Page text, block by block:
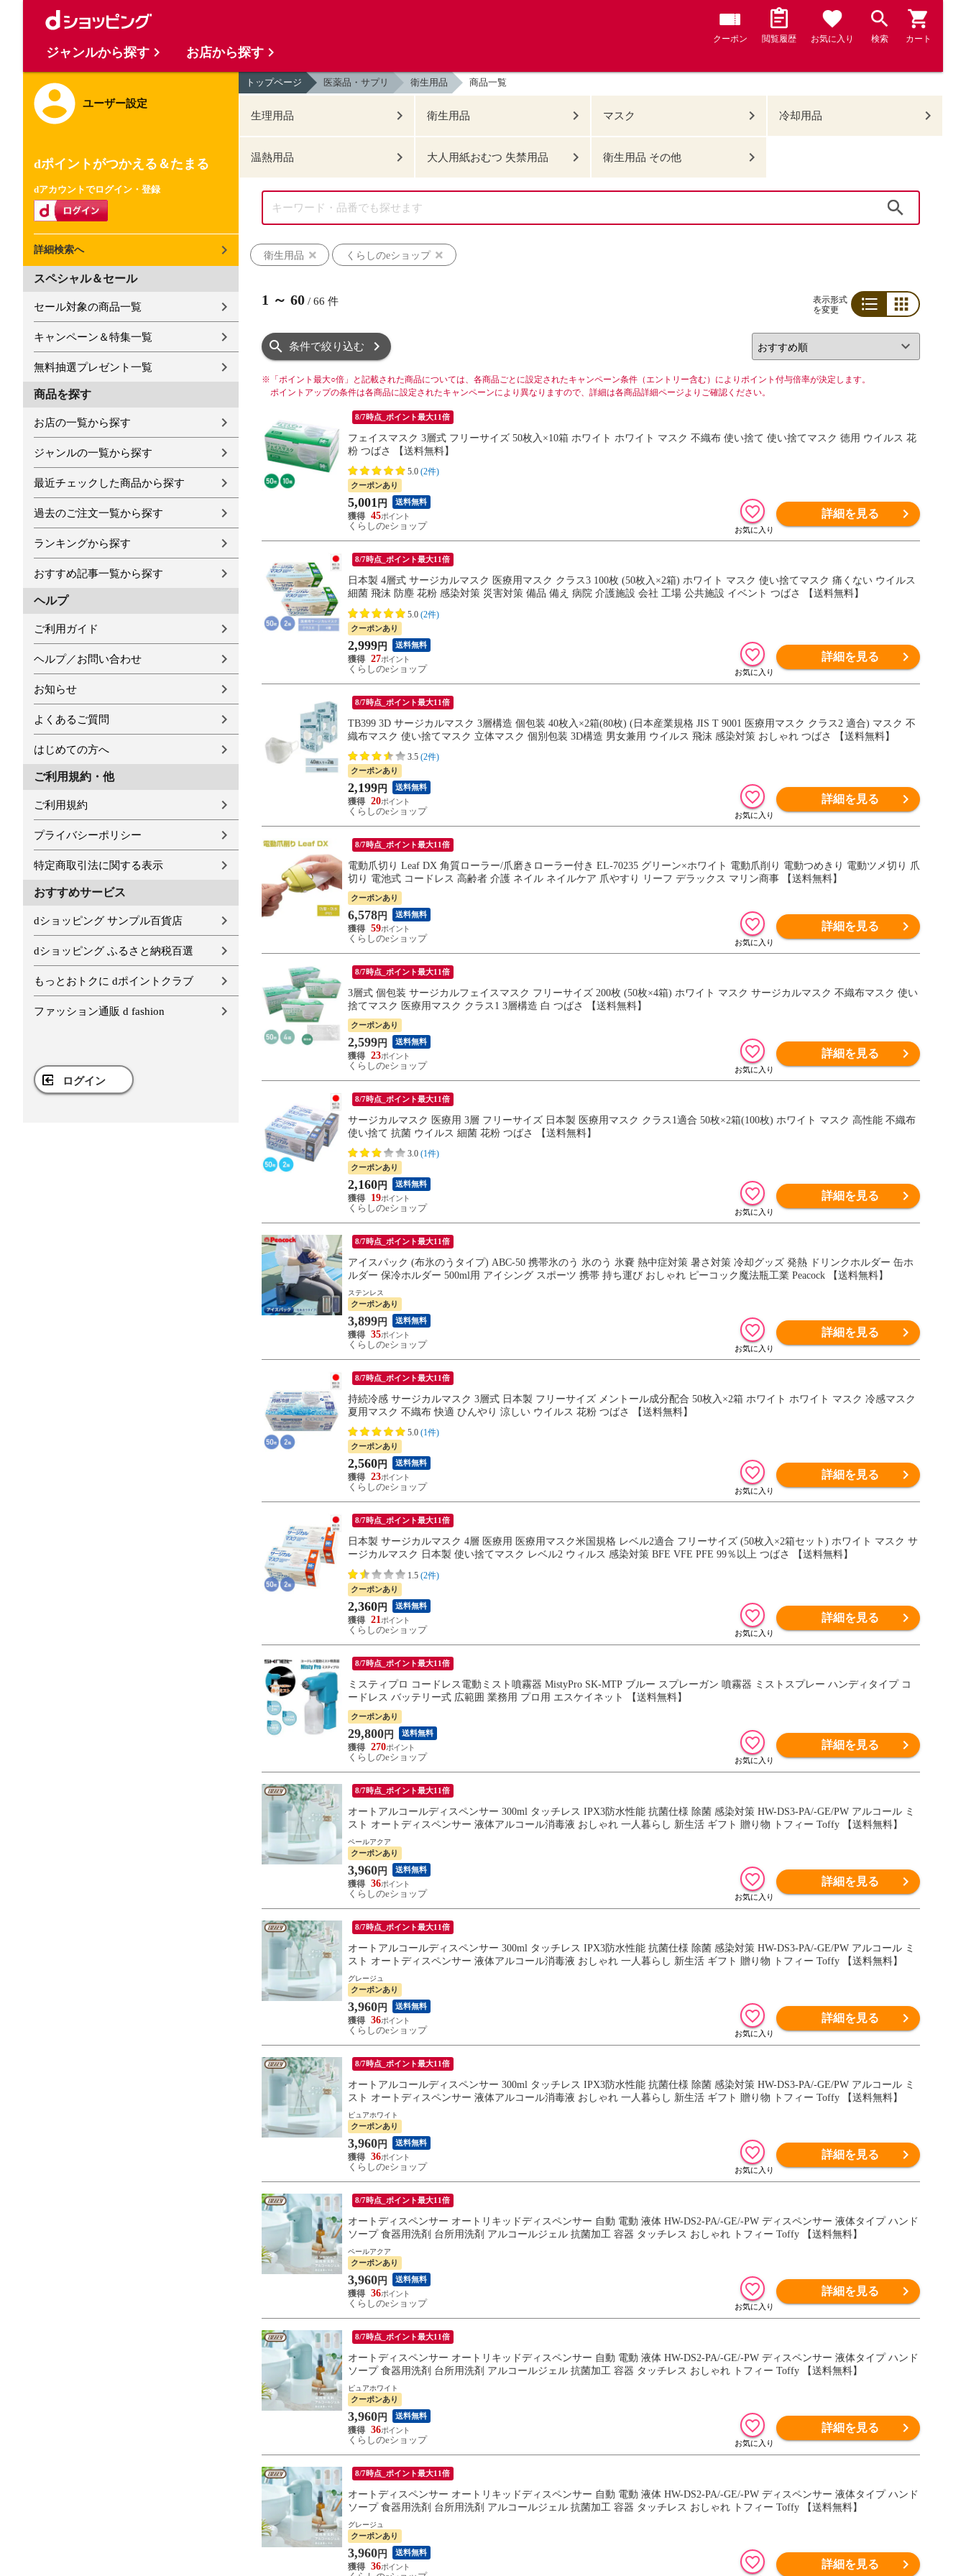
クーポン 閲覧履歴 お気に入り 検索 カート
ユーザー設定
dポイントがつかえる＆たまる
dアカウントでログイン・登録
詳細検索へ
スペシャル＆セール
セール対象の商品一覧
キャンペーン＆特集一覧
無料抽選プレゼント一覧
商品を探す
お店の一覧から探す
ジャンルの一覧から探す
最近チェックした商品から探す
過去のご注文一覧から探す
ランキングから探す
おすすめ記事一覧から探す
ヘルプ
ご利用ガイド
ヘルプ／お問い合わせ
お知らせ
よくあるご質問
はじめての方へ
ご利用規約・他
ご利用規約
プライバシーポリシー
特定商取引法に関する表示
おすすめサービス
dショッピング サンプル百貨店
dショッピング ふるさと納税百選
もっとおトクに dポイントクラブ
ファッション通販 d fashion
ログイン
トップページ 医薬品・サプリ 衛生用品 商品一覧
生理用品 衛生用品 マスク 冷却用品
温熱用品 大人用紙おむつ 失禁用品 衛生用品 その他
衛生用品 くらしのeショップ
1 ～ 60 / 66 件
表示形式
を変更
条件で絞り込む
※ 「ポイント最大○倍」と記載された商品については、各商品ごとに設定されたキャンペーン条件（エントリー含む）によりポイント付与倍率が決定します。
ポイントアップの条件は各商品に設定されたキャンペーンにより異なりますので、詳細は各商品詳細ページよりご確認ください。
8/7時点_ポイント最大11倍
フェイスマスク 3層式 フリーサイズ 50枚入×10箱 ホワイト ホワイト マスク 不織布 使い捨て 使い捨てマスク 徳用 ウイルス 花
粉 つばさ 【送料無料】
5.0 (2件)
クーポンあり
5,001 円 送料無料
45
くらしのeショップ
詳細を見る
8/7時点_ポイント最大11倍
日本製 4層式 サージカルマスク 医療用マスク クラス3 100枚 (50枚入×2箱) ホワイト マスク 使い捨てマスク 痛くない ウイルス
細菌 飛沫 防塵 花粉 感染対策 災害対策 備品 備え 病院 介護施設 会社 工場 公共施設 イベント つばさ 【送料無料】
5.0 (2件)
クーポンあり
2,999 円 送料無料
27
くらしのeショップ
詳細を見る
8/7時点_ポイント最大11倍
TB399 3D サージカルマスク 3層構造 個包装 40枚入×2箱(80枚) (日本産業規格 JIS T 9001 医療用マスク クラス2 適合) マスク 不
織布マスク 使い捨てマスク 立体マスク 個別包装 3D構造 男女兼用 ウイルス 飛沫 感染対策 おしゃれ つばさ 【送料無料】
3.5 (2件)
クーポンあり
2,199 円 送料無料
20
くらしのeショップ
詳細を見る
8/7時点_ポイント最大11倍
電動爪切り Leaf DX 角質ローラー/爪磨きローラー付き EL-70235 グリーン×ホワイト 電動爪削り 電動つめきり 電動ツメ切り 爪
切り 電池式 コードレス 高齢者 介護 ネイル ネイルケア 爪やすり リーフ デラックス マリン商事 【送料無料】
クーポンあり
6,578 円 送料無料
59
くらしのeショップ
詳細を見る
8/7時点_ポイント最大11倍
3層式 個包装 サージカルフェイスマスク フリーサイズ 200枚 (50枚×4箱) ホワイト マスク サージカルマスク 不織布マスク 使い
捨てマスク 医療用マスク クラス1 3層構造 白 つばさ 【送料無料】
クーポンあり
2,599 円 送料無料
23
くらしのeショップ
詳細を見る
8/7時点_ポイント最大11倍
サージカルマスク 医療用 3層 フリーサイズ 日本製 医療用マスク クラス1適合 50枚×2箱(100枚) ホワイト マスク 高性能 不織布
使い捨て 抗菌 ウイルス 細菌 花粉 つばさ 【送料無料】
3.0 (1件)
クーポンあり
2,160 円 送料無料
19
くらしのeショップ
詳細を見る
8/7時点_ポイント最大11倍
アイスパック (布氷のうタイプ) ABC-50 携帯氷のう 氷のう 氷嚢 熱中症対策 暑さ対策 冷却グッズ 発熱 ドリンクホルダー 缶ホ
ルダー 保冷ホルダー 500ml用 アイシング スポーツ 携帯 持ち運び おしゃれ ピーコック魔法瓶工業 Peacock 【送料無料】
ステンレス
クーポンあり
3,899 円 送料無料
35
くらしのeショップ
詳細を見る
8/7時点_ポイント最大11倍
持続冷感 サージカルマスク 3層式 日本製 フリーサイズ メントール成分配合 50枚入×2箱 ホワイト ホワイト マスク 冷感マスク
夏用マスク 不織布 快適 ひんやり 涼しい ウイルス 花粉 つばさ 【送料無料】
5.0 (1件)
クーポンあり
2,560 円 送料無料
23
くらしのeショップ
詳細を見る
8/7時点_ポイント最大11倍
日本製 サージカルマスク 4層 医療用 医療用マスク米国規格 レベル2適合 フリーサイズ (50枚入×2箱セット) ホワイト マスク サ
ージカルマスク 日本製 使い捨てマスク レベル2 ウィルス 感染対策 BFE VFE PFE 99％以上 つばさ 【送料無料】
1.5 (2件)
クーポンあり
2,360 円 送料無料
21
くらしのeショップ
詳細を見る
8/7時点_ポイント最大11倍
ミスティプロ コードレス電動ミスト噴霧器 MistyPro SK-MTP ブルー スプレーガン 噴霧器 ミストスプレー ハンディタイプ コ
ードレス バッテリー式 広範囲 業務用 プロ用 エスケイネット 【送料無料】
クーポンあり
29,800 円 送料無料
270
くらしのeショップ
詳細を見る
8/7時点_ポイント最大11倍
オートアルコールディスペンサー 300ml タッチレス IPX3防水性能 抗菌仕様 除菌 感染対策 HW-DS3-PA/-GE/PW アルコール ミ
スト オートディスペンサー 液体アルコール消毒液 おしゃれ 一人暮らし 新生活 ギフト 贈り物 トフィー Toffy 【送料無料】
ペールアクア
クーポンあり
3,960 円 送料無料
36
くらしのeショップ
詳細を見る
8/7時点_ポイント最大11倍
オートアルコールディスペンサー 300ml タッチレス IPX3防水性能 抗菌仕様 除菌 感染対策 HW-DS3-PA/-GE/PW アルコール ミ
スト オートディスペンサー 液体アルコール消毒液 おしゃれ 一人暮らし 新生活 ギフト 贈り物 トフィー Toffy 【送料無料】
グレージュ
クーポンあり
3,960 円 送料無料
36
くらしのeショップ
詳細を見る
8/7時点_ポイント最大11倍
オートアルコールディスペンサー 300ml タッチレス IPX3防水性能 抗菌仕様 除菌 感染対策 HW-DS3-PA/-GE/PW アルコール ミ
スト オートディスペンサー 液体アルコール消毒液 おしゃれ 一人暮らし 新生活 ギフト 贈り物 トフィー Toffy 【送料無料】
ピュアホワイト
クーポンあり
3,960 円 送料無料
36
くらしのeショップ
詳細を見る
8/7時点_ポイント最大11倍
オートディスペンサー オートリキッドディスペンサー 自動 電動 液体 HW-DS2-PA/-GE/-PW ディスペンサー 液体タイプ ハンド
ソープ 食器用洗剤 台所用洗剤 アルコールジェル 抗菌加工 容器 タッチレス おしゃれ トフィー Toffy 【送料無料】
ペールアクア
クーポンあり
3,960 円 送料無料
36
くらしのeショップ
詳細を見る
8/7時点_ポイント最大11倍
オートディスペンサー オートリキッドディスペンサー 自動 電動 液体 HW-DS2-PA/-GE/-PW ディスペンサー 液体タイプ ハンド
ソープ 食器用洗剤 台所用洗剤 アルコールジェル 抗菌加工 容器 タッチレス おしゃれ トフィー Toffy 【送料無料】
ピュアホワイト
クーポンあり
3,960 円 送料無料
36
くらしのeショップ
詳細を見る
8/7時点_ポイント最大11倍
オートディスペンサー オートリキッドディスペンサー 自動 電動 液体 HW-DS2-PA/-GE/-PW ディスペンサー 液体タイプ ハンド
ソープ 食器用洗剤 台所用洗剤 アルコールジェル 抗菌加工 容器 タッチレス おしゃれ トフィー Toffy 【送料無料】
グレージュ
クーポンあり
3,960 円 送料無料
36
詳細を見る
ジャンルから探す お店から探す